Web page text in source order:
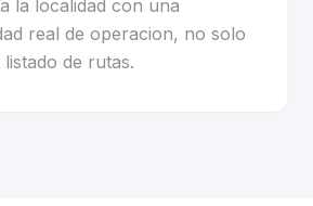
la localidad con una
real de operacion, no solo
de rutas.